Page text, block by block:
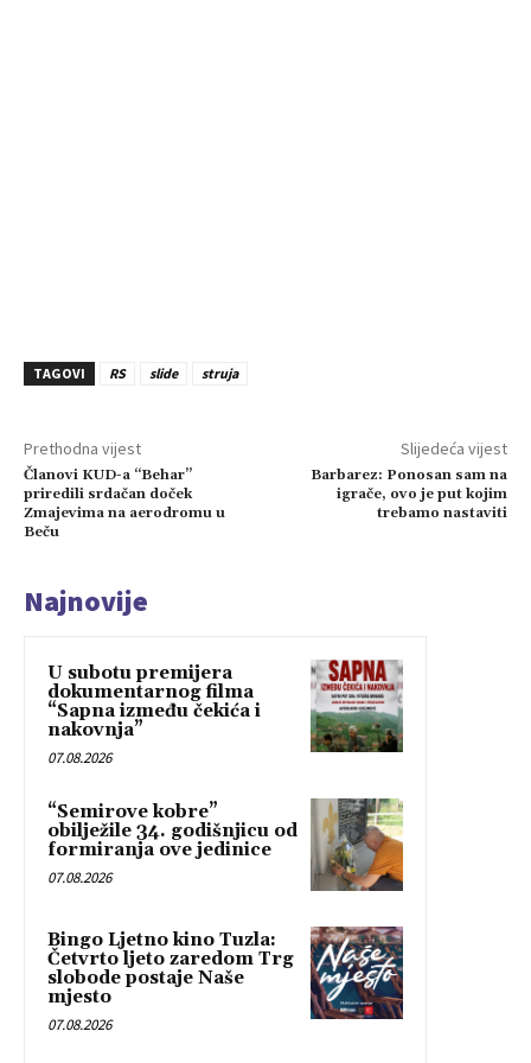
TAGOVI RS slide struja
Prethodna vijest
Članovi KUD-a “Behar”
priredili srdačan doček
Zmajevima na aerodromu u
Beču
Slijedeća vijest
Barbarez: Ponosan sam na
igrače, ovo je put kojim
trebamo nastaviti
Najnovije
U subotu premijera
dokumentarnog filma
“Sapna između čekića i
nakovnja”
07.08.2026
“Semirove kobre”
obilježile 34. godišnjicu od
formiranja ove jedinice
07.08.2026
Bingo Ljetno kino Tuzla:
Četvrto ljeto zaredom Trg
slobode postaje Naše
mjesto
07.08.2026